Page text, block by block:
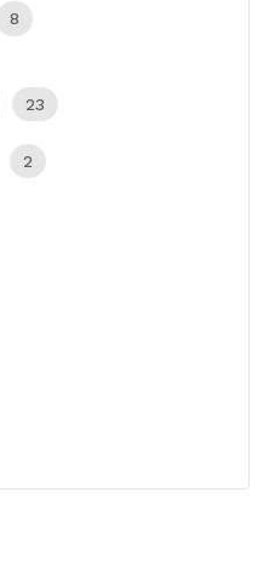
8
23
2